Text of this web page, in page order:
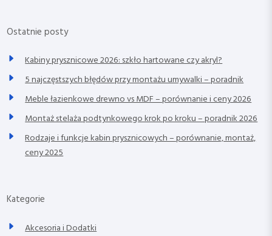
Ostatnie posty
Kabiny prysznicowe 2026: szkło hartowane czy akryl?
5 najczęstszych błędów przy montażu umywalki – poradnik
Meble łazienkowe drewno vs MDF – porównanie i ceny 2026
Montaż stelaża podtynkowego krok po kroku – poradnik 2026
Rodzaje i funkcje kabin prysznicowych – porównanie, montaż,
ceny 2025
Kategorie
Akcesoria i Dodatki